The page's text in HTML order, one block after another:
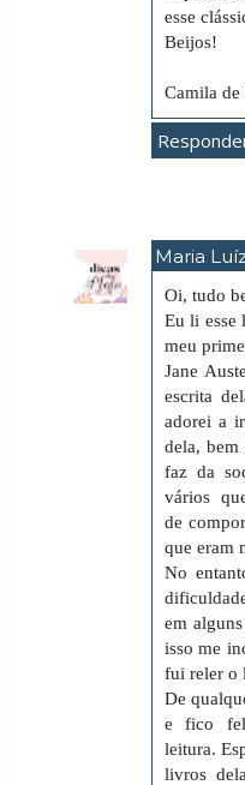
esse
Beijos!
Camila de
Maria
Oi, tudo
Eu li esse
meu
Jane
escrita
adorei a
dela,
faz da
vários
de
que eram
No
em
isso me
fui reler o
De
e fico
leitura.
livros